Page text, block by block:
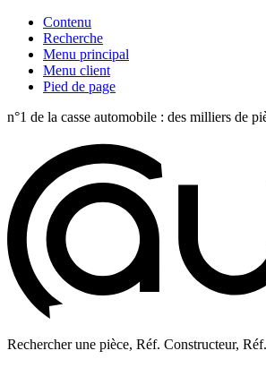
Contenu
Recherche
Menu principal
Menu client
Pied de page
n°1 de la casse automobile : des milliers
Rechercher une pièce, Réf. Constructeur,